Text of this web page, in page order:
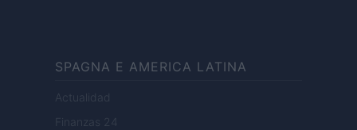
SPAGNA E AMERICA LATINA
Actualidad
Finanzas 24